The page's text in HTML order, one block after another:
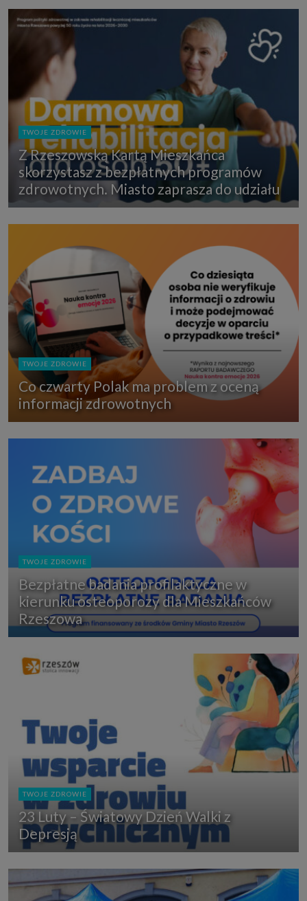
TWOJE ZDROWIE
Z Rzeszowską Kartą Mieszkańca
skorzystasz z bezpłatnych programów
zdrowotnych. Miasto zaprasza do udziału
TWOJE ZDROWIE
Co czwarty Polak ma problem z oceną
informacji zdrowotnych
TWOJE ZDROWIE
Bezpłatne badania profilaktyczne w
kierunku osteoporozy dla Mieszkańców
Rzeszowa
TWOJE ZDROWIE
23 Luty – Światowy Dzień Walki z
Depresją